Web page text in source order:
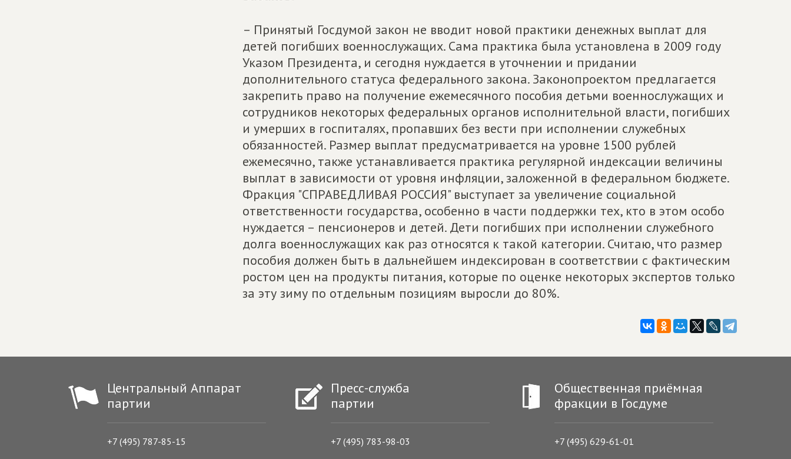
– Принятый Госдумой закон не вводит новой практики денежных выплат для
детей погибших военнослужащих. Сама практика была установлена в 2009 году
Указом Президента, и сегодня нуждается в уточнении и придании
дополнительного статуса федерального закона. Законопроектом предлагается
закрепить право на получение ежемесячного пособия детьми военнослужащих и
сотрудников некоторых федеральных органов исполнительной власти, погибших
и умерших в госпиталях, пропавших без вести при исполнении служебных
обязанностей. Размер выплат предусматривается на уровне 1500 рублей
ежемесячно, также устанавливается практика регулярной индексации величины
выплат в зависимости от уровня инфляции, заложенной в федеральном бюджете.
Фракция "СПРАВЕДЛИВАЯ РОССИЯ" выступает за увеличение социальной
ответственности государства, особенно в части поддержки тех, кто в этом особо
нуждается – пенсионеров и детей. Дети погибших при исполнении служебного
долга военнослужащих как раз относятся к такой категории. Считаю, что размер
пособия должен быть в дальнейшем индексирован в соответствии с фактическим
ростом цен на продукты питания, которые по оценке некоторых экспертов только
за эту зиму по отдельным позициям выросли до 80%.
Центральный Аппарат
партии
+7 (495) 787-85-15
Пресс-служба
партии
+7 (495) 783-98-03
Общественная приёмная
фракции в Госдуме
+7 (495) 629-61-01